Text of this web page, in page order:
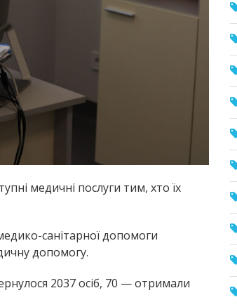
медичні послуги тим, хто їх
санітарної допомоги
допомогу.
2037 осіб, 70 — отримали